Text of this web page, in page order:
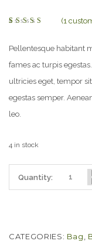
out of
5
on
rating
(1
Pellentesque habitant
fames ac turpis
ultricies eget, tempor
egestas semper.
leo.
4 in stock
Quantity:
CATEGORIES: Bag